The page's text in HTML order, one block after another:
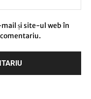
și site-ul web în